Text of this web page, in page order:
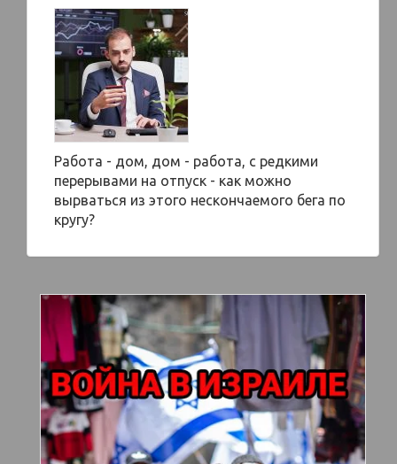
Работа - дом, дом - работа, с редкими
перерывами на отпуск - как можно
вырваться из этого нескончаемого бега по
кругу?